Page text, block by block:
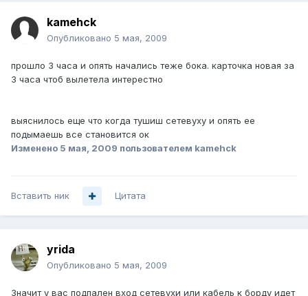
kamehck
Опубликовано 5 мая, 2009
прошло 3 часа и опять начались теже бока. карточка новая за
3 часа чтоб вылетела интерестно
выяснилось еще что когда тушиш сетевуху и опять ее
подымаешь все становится ок
Изменено 5 мая, 2009 пользователем kamehck
Вставить ник Цитата
yrida
Опубликовано 5 мая, 2009
Значит у вас подпален вход сетевухи или кабель к борду идет